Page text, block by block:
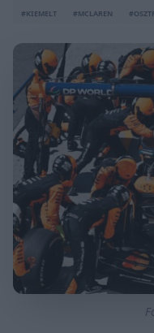
#KIEMELT
#MCLAREN